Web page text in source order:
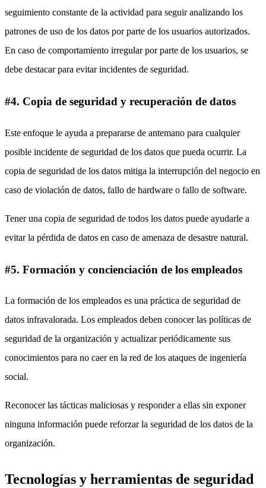
seguimiento constante de la actividad para seguir analizando los
patrones de uso de los datos por parte de los usuarios autorizados.
En caso de comportamiento irregular por parte de los usuarios, se
debe destacar para evitar incidentes de seguridad.
#4. Copia de seguridad y recuperación de datos
Este enfoque le ayuda a prepararse de antemano para cualquier
posible incidente de seguridad de los datos que pueda ocurrir. La
copia de seguridad de los datos mitiga la interrupción del negocio en
caso de violación de datos, fallo de hardware o fallo de software.
Tener una copia de seguridad de todos los datos puede ayudarle a
evitar la pérdida de datos en caso de amenaza de desastre natural.
#5. Formación y concienciación de los empleados
La formación de los empleados es una práctica de seguridad de
datos infravalorada. Los empleados deben conocer las políticas de
seguridad de la organización y actualizar periódicamente sus
conocimientos para no caer en la red de los ataques de ingeniería
social.
Reconocer las tácticas maliciosas y responder a ellas sin exponer
ninguna información puede reforzar la seguridad de los datos de la
organización.
Tecnologías y herramientas de seguridad